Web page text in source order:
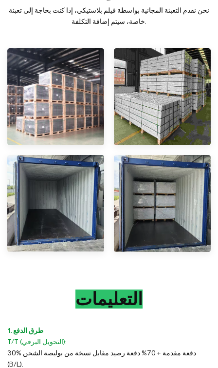
نحن نقدم التعبئة المجانية بواسطة فيلم بلاستيكي، إذا كنت بحاجة إلى تعبئة
التعليمات
1. طرق الدفع
T/T (التحويل البرقي):
30% دفعة مقدمة + 70% دفعة رصيد مقابل نسخة من بوليصة الشحن
(B/L).